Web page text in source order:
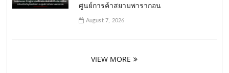
ศูนย์การค้าสยามพารากอน
August 7, 2026
VIEW MORE